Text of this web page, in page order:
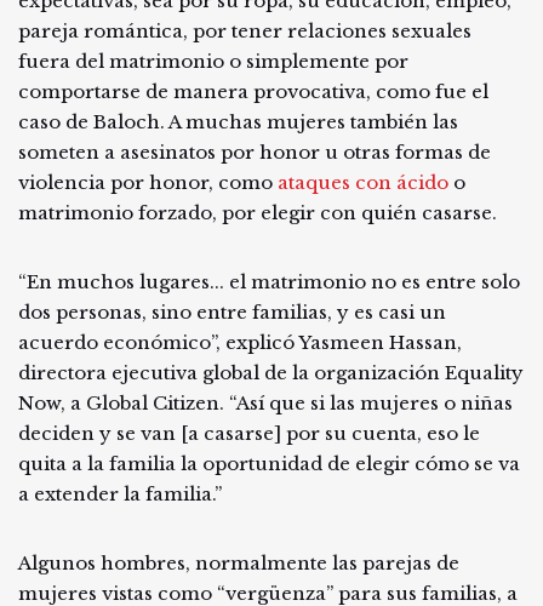
pareja romántica, por tener relaciones sexuales
fuera del matrimonio o simplemente por
comportarse de manera provocativa, como fue el
caso de Baloch. A muchas mujeres también las
someten a asesinatos por honor u otras formas de
violencia por honor, como ataques con ácido o
matrimonio forzado, por elegir con quién casarse.
“En muchos lugares... el matrimonio no es entre solo
dos personas, sino entre familias, y es casi un
acuerdo económico”, explicó Yasmeen Hassan,
directora ejecutiva global de la organización Equality
Now, a Global Citizen. “Así que si las mujeres o niñas
deciden y se van [a casarse] por su cuenta, eso le
quita a la familia la oportunidad de elegir cómo se va
a extender la familia.”
Algunos hombres, normalmente las parejas de
mujeres vistas como “vergüenza” para sus familias, a